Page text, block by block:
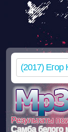
Результаты
Самба белого